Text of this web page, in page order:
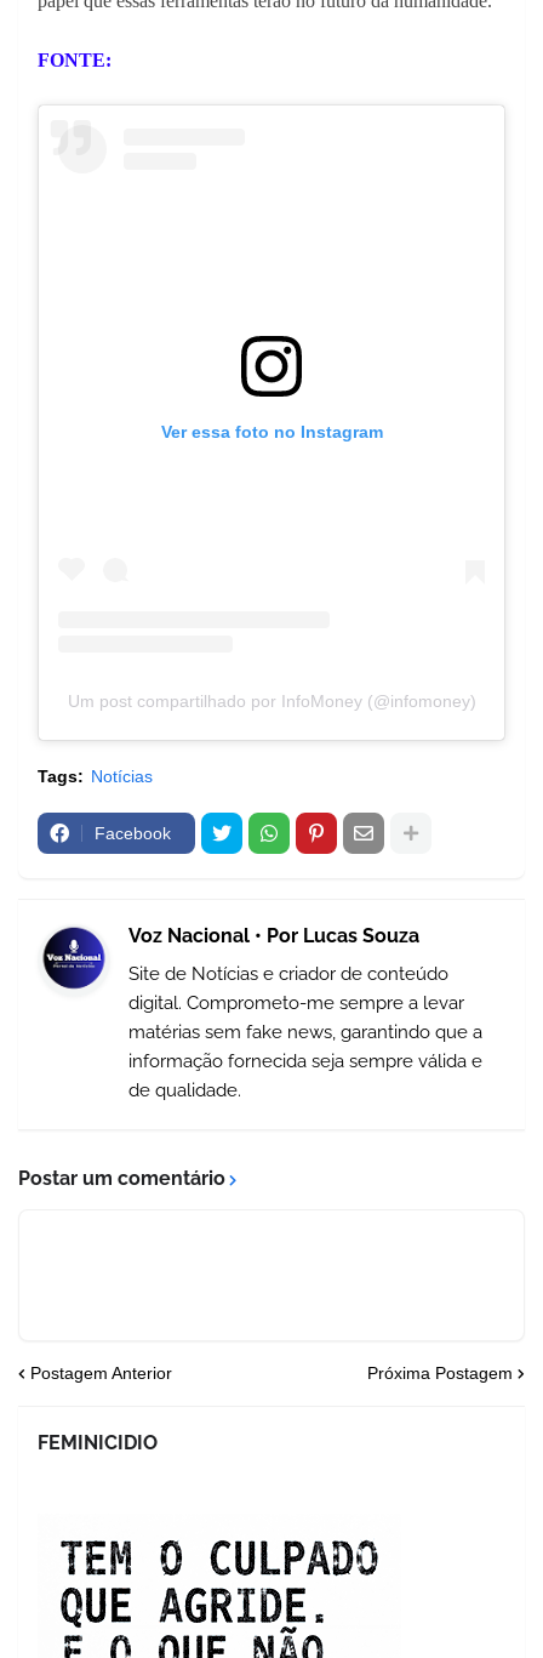
FONTE:
Ver essa foto no Instagram
Um post compartilhado por InfoMoney (@infomoney)
Tags: Notícias
Facebook
Voz Nacional • Por Lucas Souza
Site de Notícias e criador de conteúdo
digital. Comprometo-me sempre a levar
matérias sem fake news, garantindo que a
informação fornecida seja sempre válida e
de qualidade.
Postar um comentário
Postagem Anterior Próxima Postagem
FEMINICIDIO